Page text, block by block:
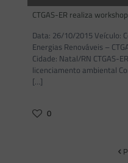
CTGAS-ER realiza
Data: 26/10/2015 Veículo:
Energias Renováveis –
Cidade: Natal/RN CTGAS-
licenciamento ambiental
[…]
0